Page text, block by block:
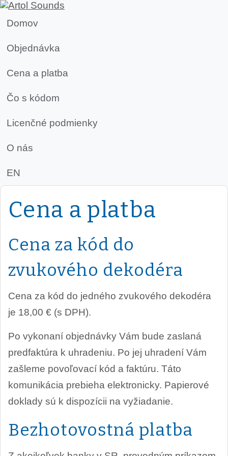
Domov
Objednávka
Cena a platba
Čo s kódom
Licenčné podmienky
O nás
EN
Cena a platba
Cena za kód do
zvukového dekodéra
Cena za kód do jedného zvukového dekodéra
je 18,00 € (s DPH).
Po vykonaní objednávky Vám bude zaslaná
predfaktúra k uhradeniu. Po jej uhradení Vám
zašleme povoľovací kód a faktúru. Táto
komunikácia prebieha elektronicky. Papierové
doklady sú k dispozícii na vyžiadanie.
Bezhotovostná platba